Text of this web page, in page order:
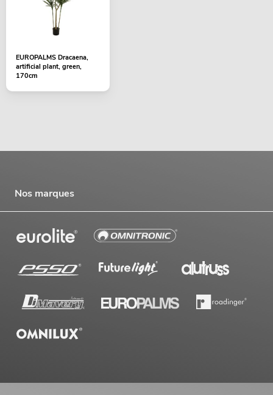
EUROPALMS Dracaena,
artificial plant, green,
170cm
Nos marques